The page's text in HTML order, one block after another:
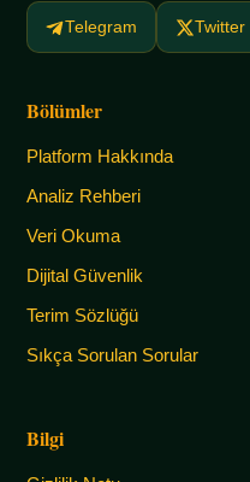
Telegram Twitter
Bölümler
Platform Hakkında
Analiz Rehberi
Veri Okuma
Dijital Güvenlik
Terim Sözlüğü
Sıkça Sorulan Sorular
Bilgi